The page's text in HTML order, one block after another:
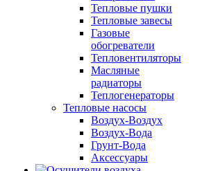
Тепловые пушки
Тепловые завесы
Газовые
обогреватели
Тепловентиляторы
Масляные
радиаторы
Теплогенераторы
Тепловые насосы
Воздух-Воздух
Воздух-Вода
Грунт-Вода
Аксессуары